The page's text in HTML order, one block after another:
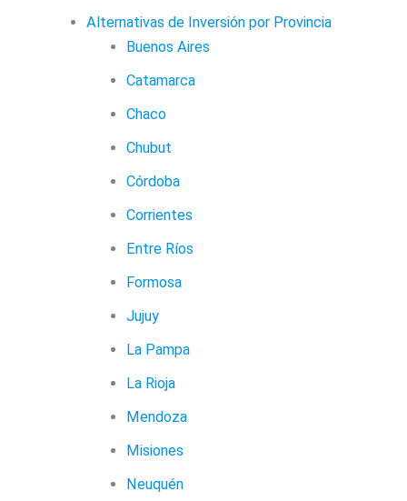
Alternativas de Inversión por Provincia
Buenos Aires
Catamarca
Chaco
Chubut
Córdoba
Corrientes
Entre Ríos
Formosa
Jujuy
La Pampa
La Rioja
Mendoza
Misiones
Neuquén